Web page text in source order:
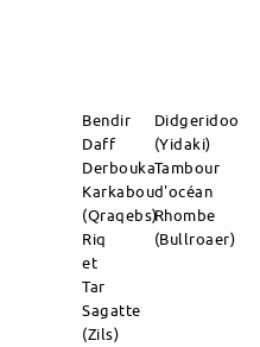
Bendir
Daff
Derbouka
Karkabou
(Qraqebs)
Riq
et
Tar
Sagatte
(Zils)
Didgeridoo
(Yidaki)
Tambour
d'océan
Rhombe
(Bullroaer)